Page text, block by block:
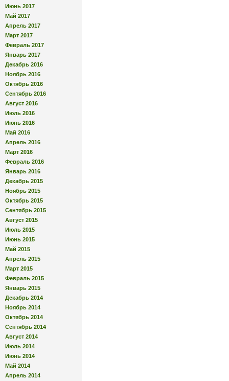
Июнь 2017
Май 2017
Апрель 2017
Март 2017
Февраль 2017
Январь 2017
Декабрь 2016
Ноябрь 2016
Октябрь 2016
Сентябрь 2016
Август 2016
Июль 2016
Июнь 2016
Май 2016
Апрель 2016
Март 2016
Февраль 2016
Январь 2016
Декабрь 2015
Ноябрь 2015
Октябрь 2015
Сентябрь 2015
Август 2015
Июль 2015
Июнь 2015
Май 2015
Апрель 2015
Март 2015
Февраль 2015
Январь 2015
Декабрь 2014
Ноябрь 2014
Октябрь 2014
Сентябрь 2014
Август 2014
Июль 2014
Июнь 2014
Май 2014
Апрель 2014